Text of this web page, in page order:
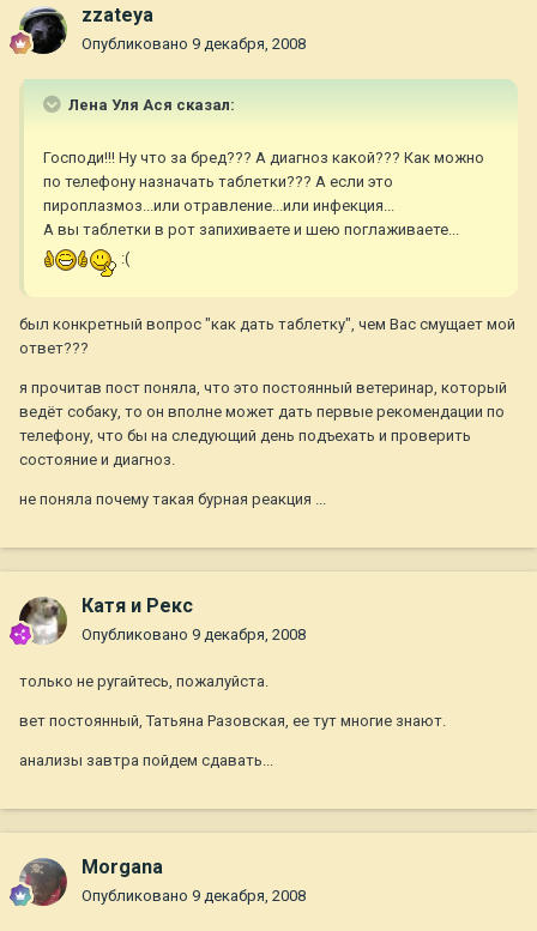
zzateya
Опубликовано 9 декабря, 2008
Лена Уля Ася сказал:
Господи!!! Ну что за бред??? А диагноз какой??? Как можно
по телефону назначать таблетки??? А если это
пироплазмоз...или отравление...или инфекция...
А вы таблетки в рот запихиваете и шею поглаживаете...
:(
был конкретный вопрос "как дать таблетку", чем Вас смущает мой
ответ???
я прочитав пост поняла, что это постоянный ветеринар, который
ведёт собаку, то он вполне может дать первые рекомендации по
телефону, что бы на следующий день подъехать и проверить
состояние и диагноз.
не поняла почему такая бурная реакция ...
Катя и Рекс
Опубликовано 9 декабря, 2008
только не ругайтесь, пожалуйста.
вет постоянный, Татьяна Разовская, ее тут многие знают.
анализы завтра пойдем сдавать...
Morgana
Опубликовано 9 декабря, 2008